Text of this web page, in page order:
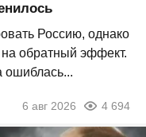
Россию, однако
обратный эффект.
ошиблась...
6 авг 2026 4 694